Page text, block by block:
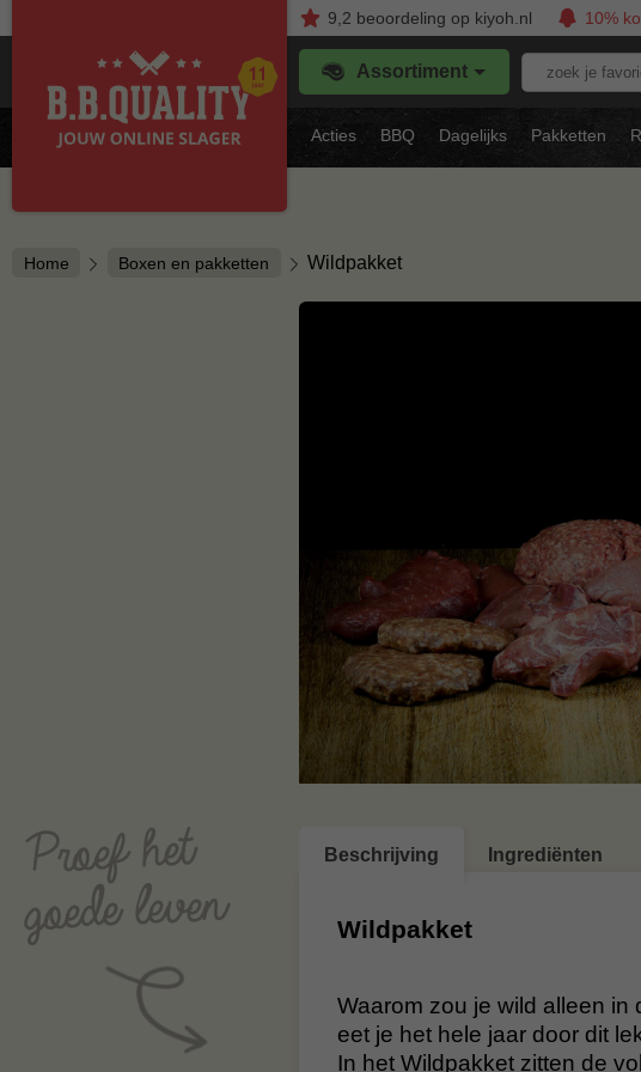
9,2 beoordelingop kiyoh.nl 10%
Assortiment
Zoek
stuk
vlees..
Acties BBQ Dagelijks Pakketten
Home Boxen en pakketten Wildpakket
Beschrijving Ingrediënten
Wildpakket
Waarom zou je wild alleen
eet je het hele jaar door dit
In het Wildpakket zitten de